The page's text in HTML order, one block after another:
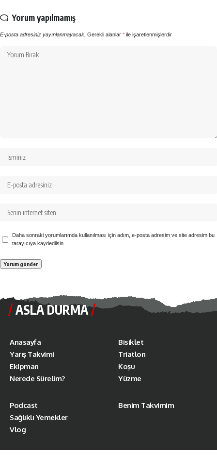
Yorum yapılmamış
E-posta adresiniz yayınlanmayacak. Gerekli alanlar * ile işaretlenmişlerdir
Daha sonraki yorumlarımda kullanılması için adım, e-posta adresim ve site adresim bu
tarayıcıya kaydedilsin.
ASLA DURMA
Anasayfa
Yarış Takvimi
Ekipman
Nerede Sürelim?
Bisiklet
Triatlon
Koşu
Yüzme
Podcast
Sağlıklı Yemekler
Vlog
Benim Takvimim